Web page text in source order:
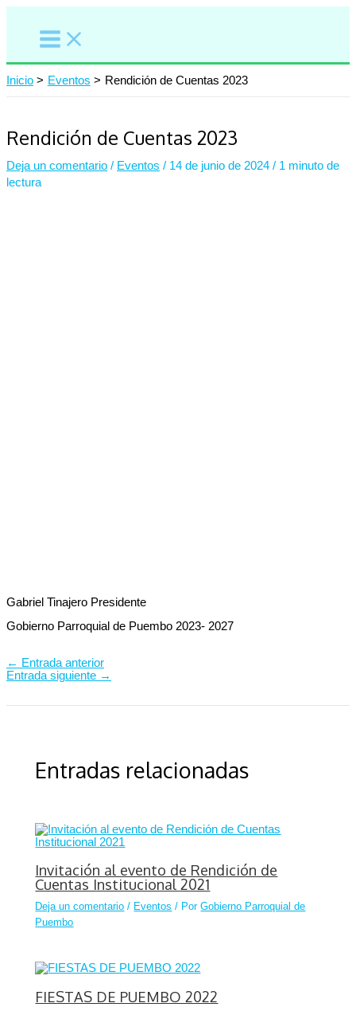
contenido
Inicio Eventos Rendición de Cuentas 2023
Rendición de Cuentas 2023
Deja un comentario / Eventos / 14 de junio de 2024 / 1 minuto de
lectura
Gabriel Tinajero Presidente
Gobierno Parroquial de Puembo 2023- 2027
← Entrada anterior
Entrada siguiente →
Entradas relacionadas
Invitación al evento de Rendición de
Cuentas Institucional 2021
Deja un comentario / Eventos / PorGobierno Parroquial de
Puembo
FIESTAS DE PUEMBO 2022